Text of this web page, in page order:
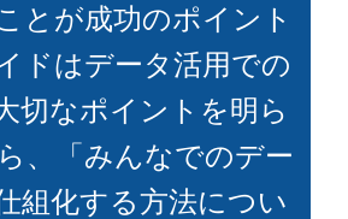
とが成功のポイント
ドはデータ活用での
切なポイントを明ら
、「みんなでのデー
組化する方法につい